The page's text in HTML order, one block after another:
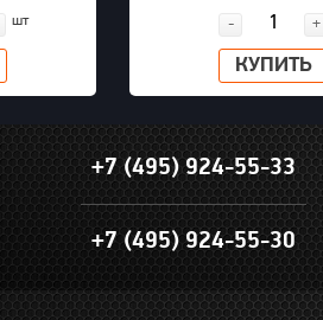
шт - +
КУПИТЬ
+7 (495) 924-55-33
+7 (495) 924-55-30